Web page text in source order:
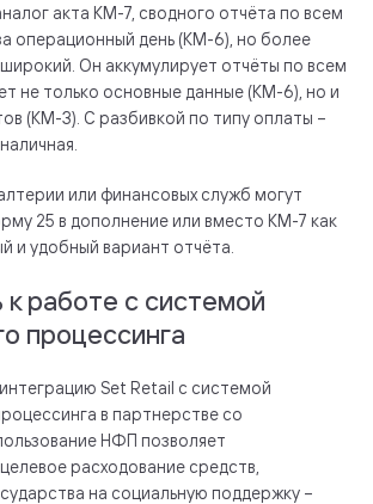
акта КМ-7, сводного отчёта по всем
операционный день (КМ-6), но более
Он аккумулирует отчёты по всем
не только основные данные (КМ-6), но и
(КМ-3). С разбивкой по типу оплаты –
или финансовых служб могут
25 в дополнение или вместо КМ-7 как
и удобный вариант отчёта.
к работе с системой
процессинга
Set Retail с системой
в партнерстве со
НФП позволяет
расходование средств,
на социальную поддержку –